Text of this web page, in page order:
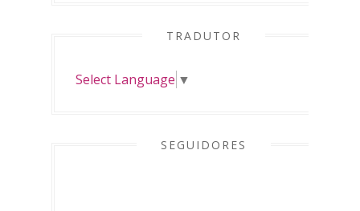
TRADUTOR
Select Language ▼
SEGUIDORES